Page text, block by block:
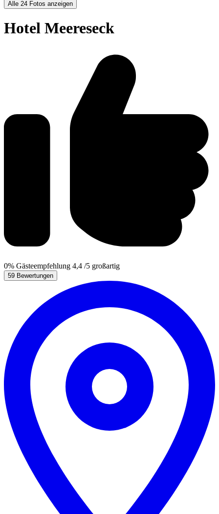
Alle 24 Fotos anzeigen
Hotel Meereseck
0% Gästeempfehlung 4,4 /5 großartig
59 Bewertungen